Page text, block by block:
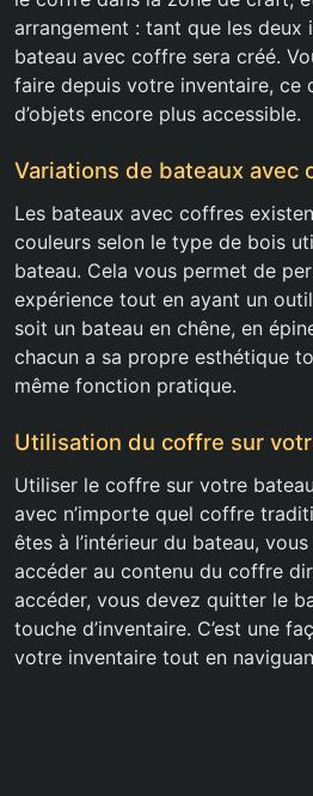
arrangement : tant que les deux
bateau avec coffre sera créé.
faire depuis votre inventaire, ce
d’objets encore plus accessible.
Variations de bateaux avec
Les bateaux avec coffres
couleurs selon le type de bois
bateau. Cela vous permet de
expérience tout en ayant un
soit un bateau en chêne, en
chacun a sa propre esthétique
même fonction pratique.
Utilisation du coffre sur
Utiliser le coffre sur votre
avec n’importe quel coffre
êtes à l’intérieur du bateau,
accéder au contenu du coffre
accéder, vous devez quitter le
touche d’inventaire. C’est une
votre inventaire tout en